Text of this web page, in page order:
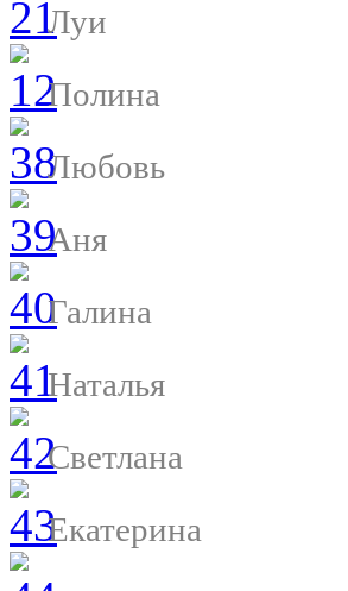
Луи
Полина
Любовь
Аня
Галина
Наталья
Светлана
Екатерина